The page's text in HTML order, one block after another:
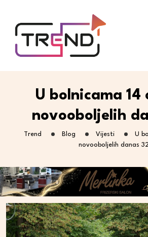
U bolnicama 14
novooboljelih
Trend Blog Vijesti
U
novooboljelih danas 32